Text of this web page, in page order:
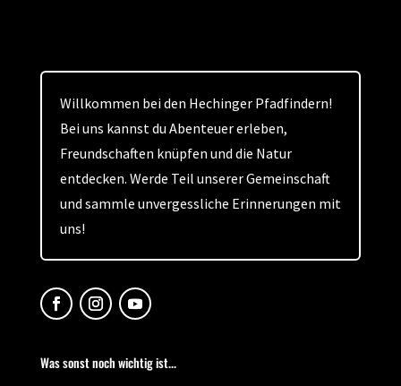
Willkommen bei den Hechinger Pfadfindern!
Bei uns kannst du Abenteuer erleben,
Freundschaften knüpfen und die Natur
entdecken. Werde Teil unserer Gemeinschaft
und sammle unvergessliche Erinnerungen mit
uns!
Was sonst noch wichtig ist...